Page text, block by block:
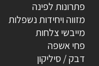
פתרונות לפינה
מזווה ויחידות נשפלות
מייבשי צלחות
פחי אשפה
דבק / סיליקון